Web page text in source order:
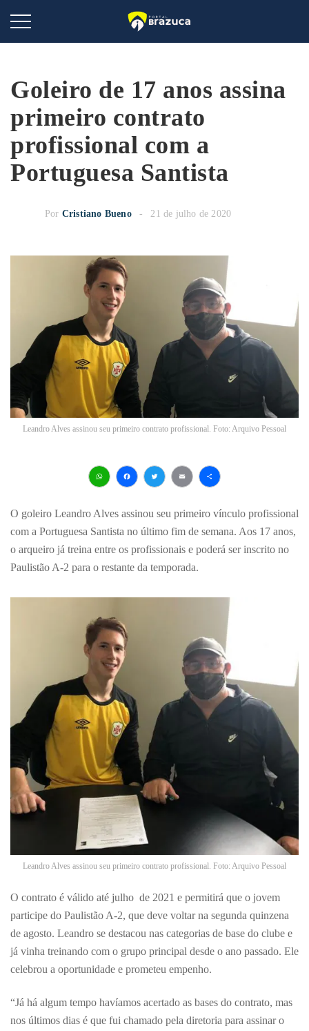
Goleiro de 17 anos assina
primeiro contrato
profissional com a
Portuguesa Santista
Por Cristiano Bueno 21 de julho de 2020
Leandro Alves assinou seu primeiro contrato profissional. Foto: Arquivo Pessoal
O goleiro Leandro Alves assinou seu primeiro vínculo profissional
com a Portuguesa Santista no último fim de semana. Aos 17 anos,
o arqueiro já treina entre os profissionais e poderá ser inscrito no
Paulistão A-2 para o restante da temporada.
Leandro Alves assinou seu primeiro contrato profissional. Foto: Arquivo Pessoal
O contrato é válido até julho de 2021 e permitirá que o jovem
participe do Paulistão A-2, que deve voltar na segunda quinzena
de agosto. Leandro se destacou nas categorias de base do clube e
já vinha treinando com o grupo principal desde o ano passado. Ele
celebrou a oportunidade e prometeu empenho.
“Já há algum tempo havíamos acertado as bases do contrato, mas
nos últimos dias é que fui chamado pela diretoria para assinar o